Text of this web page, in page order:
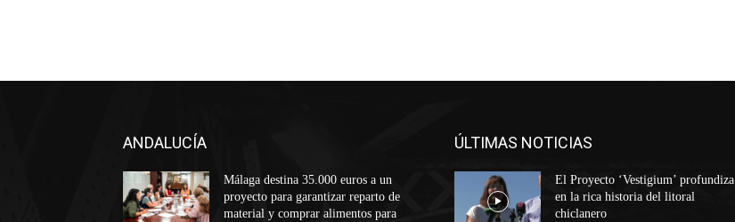
ANDALUCÍA
Málaga destina 35.000 euros a un
proyecto para garantizar reparto de
material y comprar alimentos para
ÚLTIMAS NOTICIAS
El Proyecto ‘Vestigium’ profundiza
en la rica historia del litoral
chiclanero